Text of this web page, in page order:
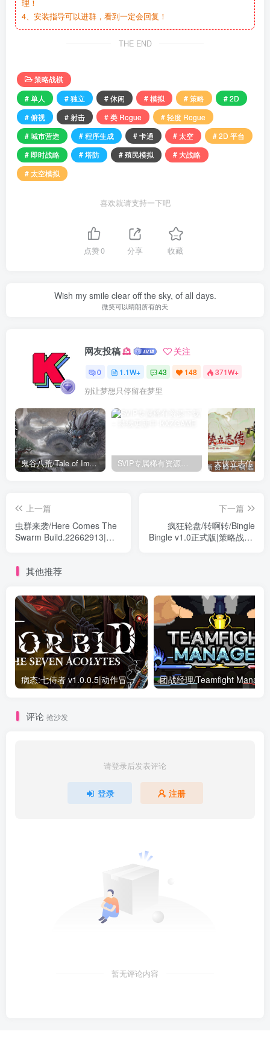
理！
4、安装指导可以进群，看到一定会回复！
THE END
策略战棋
# 单人
# 独立 # 休闲 # 模拟 # 策略
# 2D
# 俯视
# 射击 # 类 Rogue
# 轻度 Rogue
# 城市营造
# 程序生成 # 卡通 # 太空
# 2D 平台
# 即时战略
# 塔防 # 殖民模拟
# 大战略
# 太空模拟
喜欢就请支持一下吧
点赞0 分享 收藏
Wish my smile clear off the sky, of all days.
微笑可以晴朗所有的天
网友投稿 关注
0 1.1W+ 43 148 371W+
别让梦想只停留在梦里
鬼谷八荒/Tale of Immortal v1.2.105.259|角色扮演|容量27.4GB|免安装绿色中文版 SVIP专属稀有资源下载 – 持续更新中
上一篇
虫群来袭/Here Comes The
Swarm Build.22662913|策
下一篇
疯狂轮盘/转啊转/Bingle
Bingle v1.0正式版|策略战棋|
其他推荐
病态:七侍者 v1.0.0.5|动作冒险|容量557MB|免安装绿色中文版
评论 抢沙发
请登录后发表评论
登录 注册
暂无评论内容